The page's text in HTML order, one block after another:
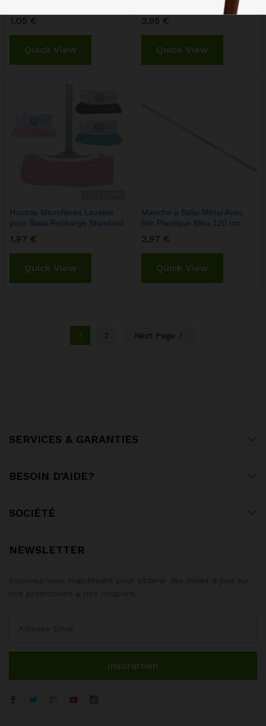
1,05 €
Quick View
3,95 €
Quick View
Housse Microfibres Lavable
pour Balai Recharge Standard
1,97 €
Quick View
Manche à Balai Métal Avec
film Plastique Bleu 120 cm
2,97 €
Quick View
1 2 Next Page
SERVICES & GARANTIES
BESOIN D’AIDE?
SOCIÉTÉ
NEWSLETTER